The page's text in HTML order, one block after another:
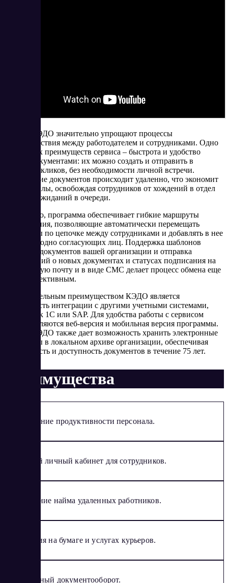
Контур КЭДО значительно упрощают процессы
взаимодействия между работодателем и сотрудниками. Одно
из главных преимуществ сервиса – быстрота и удобство
обмена документами: их можно создать и отправить в
несколько кликов, без необходимости личной встречи.
Подписание документов происходит удаленно, что экономит
время и силы, освобождая сотрудников от хождений в отдел
кадров и ожиданий в очереди.
Кроме того, программа обеспечивает гибкие маршруты
согласования, позволяющие автоматически перемещать
документы по цепочке между сотрудниками и добавлять в нее
сколько угодно согласующих лиц. Поддержка шаблонов
кадровых документов вашей организации и отправка
уведомлений о новых документах и статусах подписания на
электронную почту и в виде СМС делает процесс обмена еще
более эффективным.
Дополнительным преимуществом КЭДО является
возможность интеграции с другими учетными системами,
такими как 1С или SAP. Для удобства работы с сервисом
предоставляются веб-версия и мобильная версия программы.
Контур КЭДО также дает возможность хранить электронные
документы в локальном архиве организации, обеспечивая
безопасность и доступность документов в течение 75 лет.
Преимущества
Повышение продуктивности персонала.
Удобный личный кабинет для сотрудников.
Упрощение найма удаленных работников.
Экономия на бумаге и услугах курьеров.
Прозрачный документооборот.